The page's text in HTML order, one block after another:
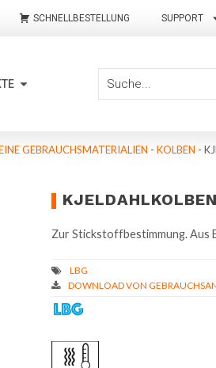
SCHNELLBESTELLUNG SUPPORT
GEBRAUCHSMATERIALIEN - KOLBEN -
KJELDAHLKOLBEN
Zur Stickstoffbestimmung. Aus
DOWNLOAD VON